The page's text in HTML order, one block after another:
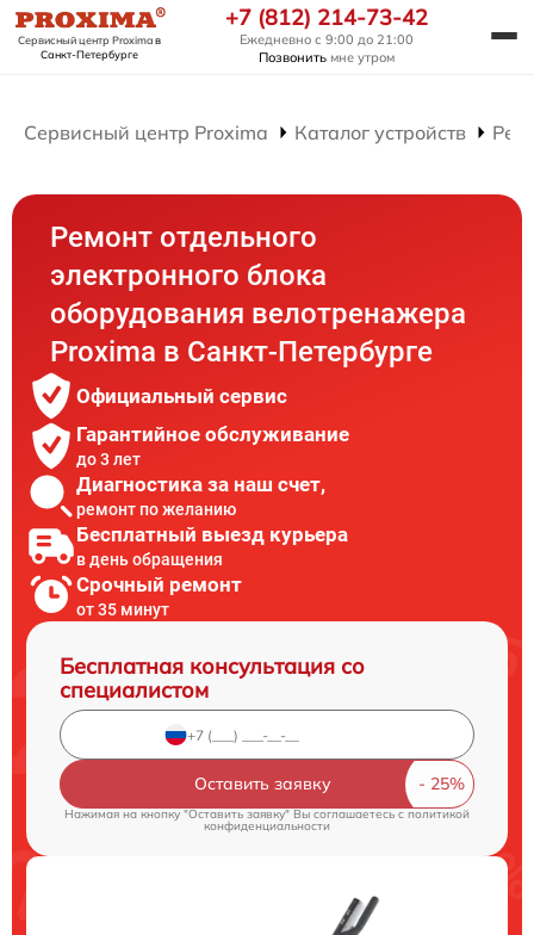
Сервисный центр Proximaв
Санкт-Петербурге
+7 (812) 214-73-42
Ежедневно с 9:00 до 21:00
Позвонить мне утром
Сервисный центр Proxima Каталог устройств
Ремонт отдельного
электронного блока
оборудования велотренажера
Proxima в Санкт-Петербурге
Официальный сервис
Гарантийное обслуживание
до 3 лет
Диагностика за наш счет,
ремонт по желанию
Бесплатный выезд курьера
в день обращения
Срочный ремонт
от 35 минут
Бесплатная консультация со
специалистом
Оставить заявку
Нажимая на кнопку "Оставить заявку" Вы соглашаетесь cполитикой
конфиденциальности